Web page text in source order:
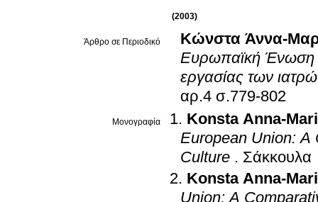
(2003)
Άρθρο σε Περιοδικό
Κώνστα Άννα-
Ευρωπαϊκή Ένωση
εργασίας των
αρ.4 σ.779-802
Μονογραφία
Konsta Anna-
European Union: A
Culture . Σάκκουλα
Konsta Anna-
Union: A